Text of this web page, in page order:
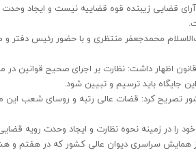
قضایی زیبنده قوه قضاییه نیست و ایجاد
محمدجعفر منتظری و با حضور رئیس دفتر و
اظهار داشت: نظارت بر اجرای صحیح قوانین در
جایگاه باید ترسیم و تبیین شود.
تصریح کرد: قضات عالی رتبه و روسای شعب
را در زمینه نحوه نظارت و ایجاد وحدت رویه
سراسری دیوان عالی کشور که در هفتم و